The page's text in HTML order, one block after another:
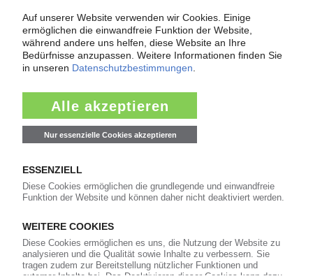
Duale Systeme: BellandVision baut
Marktführung in Deutschland weiter aus
Den vorläufigen Daten der Zentralen Stelle
zufolge hat BellandVision seinen Marktanteil in
Deutschland weiter ausgebaut. Schon bisher war das
Unternehmen, das seit dem vergangenen Jahr…
erreichten Recyclingquoten für 2021
Eigenen Angaben zufolge haben die Dualen
vorgegebenen Verwertungs- und
Recyclingquoten erfüllt: Dies teilte die Gemeinsame Stelle dualer
Systeme Deutschlands mit, in der sich eine Reihe von…05.01.2023